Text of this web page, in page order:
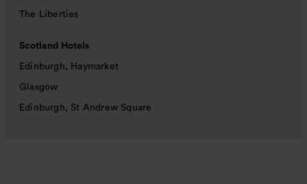
The Liberties
Scotland Hotels
Edinburgh, Haymarket
Glasgow
Edinburgh, St Andrew Square